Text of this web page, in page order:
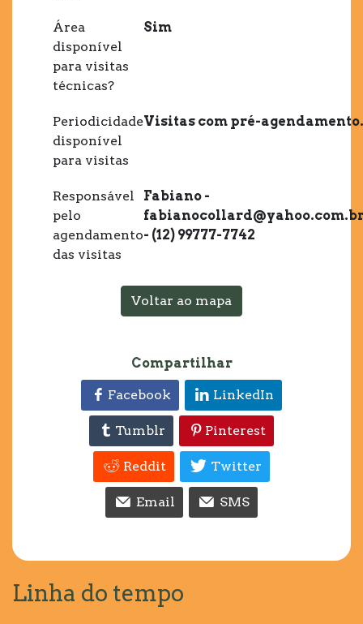
Área
disponível
para visitas
técnicas?
Sim
Periodicidade
disponível
para visitas
Visitas com pré-agendamento.
Responsável
pelo
agendamento
das visitas
Fabiano -
- (12) 99777-7742
Voltar ao mapa
Compartilhar
Facebook LinkedIn
Tumblr Pinterest
Reddit Twitter
Email SMS
Linha do tempo